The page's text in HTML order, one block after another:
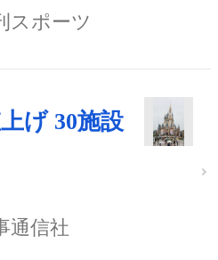
スポーツ
げ 30施設
通信社